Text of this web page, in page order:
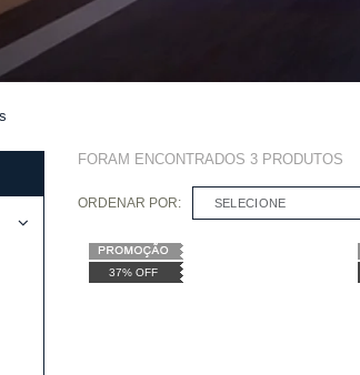
FORAM ENCONTRADOS 3PRODUTOS
ORDENAR POR: SELECIONE
37% OFF